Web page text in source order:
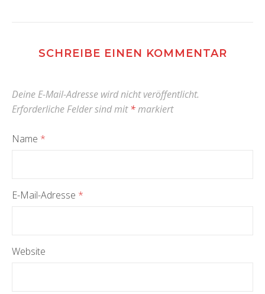
SCHREIBE EINEN KOMMENTAR
Deine E-Mail-Adresse wird nicht veröffentlicht.
Erforderliche Felder sind mit*markiert
Name *
E-Mail-Adresse *
Website